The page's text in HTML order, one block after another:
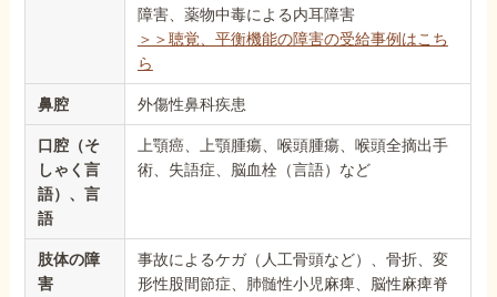
障害、薬物中毒による内耳障害
＞＞聴覚、平衡機能の障害の受給事例はこち
ら
鼻腔 外傷性鼻科疾患
口腔（そ
しゃく言
語）、言
語
上顎癌、上顎腫瘍、喉頭腫瘍、喉頭全摘出手
術、失語症、脳血栓（言語）など
肢体の障
害
事故によるケガ（人工骨頭など）、骨折、変
形性股間節症、肺髄性小児麻痺、脳性麻痺脊